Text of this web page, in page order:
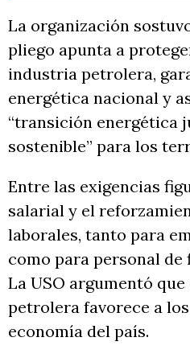
La organización
pliego apunta a
industria petrolera,
energética nacional y
“transición energética
sostenible” para los
Entre las exigencias
salarial y el
laborales, tanto para
como para personal
La USO argumentó
petrolera favorece a
economía del país.